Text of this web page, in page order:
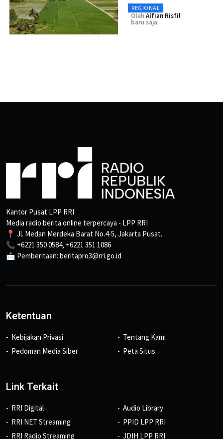
REGIONAL
OlehAlfian Risfil
baru saja
Kantor Pusat LPP RRI
Media radio berita online terpercaya - LPP RRI
📍 Jl. Medan Merdeka Barat No.4-5, Jakarta Pusat.
📞 +6221 350 0584, +6221 351 1086
📩 Pemberitaan: beritapro3@rri.go.id
Ketentuan
Kebijakan Privasi
Pedoman Media Siber
Tentang Kami
Peta Situs
Link Terkait
RRI Digital
RRI NET Streaming
RRI Radio Streaming
Audio Library
PPID LPP RRI
JDIH LPP RRI